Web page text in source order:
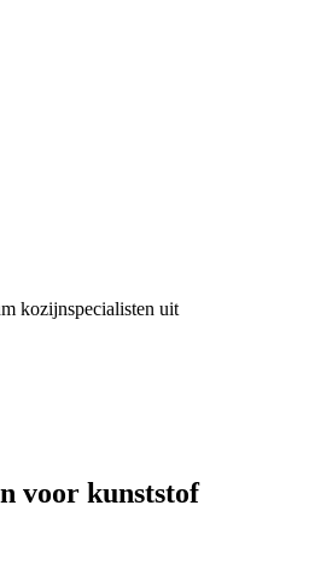
kozijnspecialisten uit
voor kunststof